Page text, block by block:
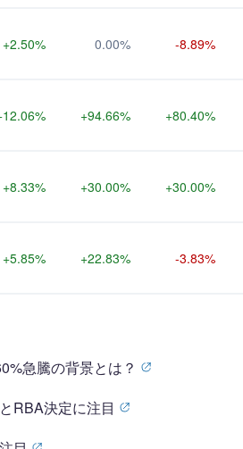
+2.50% 0.00% -8.89%
+94.66% +80.40%
+8.33% +30.00% +30.00%
+5.85% +22.83% -3.83%
急騰の背景とは？
RBA決定に注目